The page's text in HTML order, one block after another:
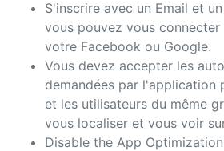
S'inscrire avec un Email et
vous pouvez vous connecter
votre Facebook ou Google.
Vous devez accepter les
demandées par l'application
et les utilisateurs du même
vous localiser et vous voir
Disable the App